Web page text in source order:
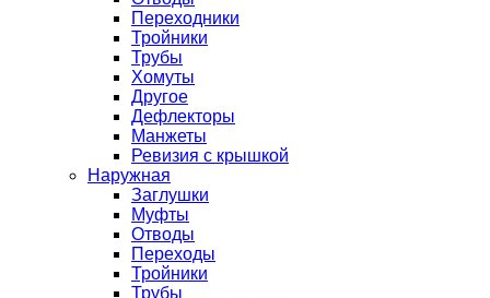
Переходники
Тройники
Трубы
Хомуты
Другое
Дефлекторы
Манжеты
Ревизия с крышкой
Наружная
Заглушки
Муфты
Отводы
Переходы
Тройники
Трубы